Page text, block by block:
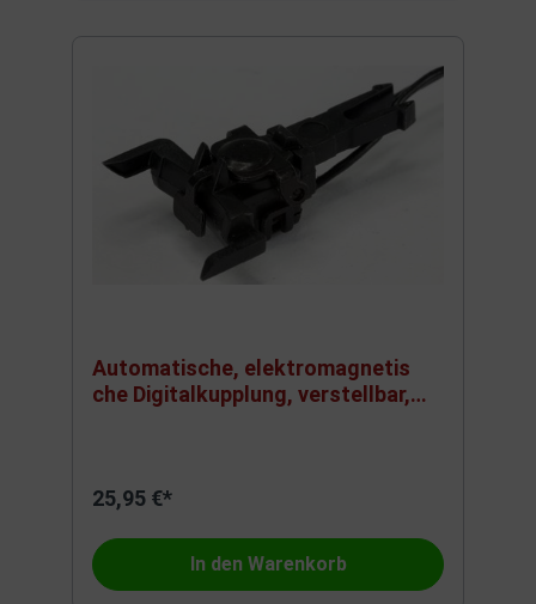
Automatische, elektromagnetis
che Digitalkupplung, verstellbar,
25,95 €*
In den Warenkorb